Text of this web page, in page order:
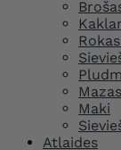
Maki
Atlaides